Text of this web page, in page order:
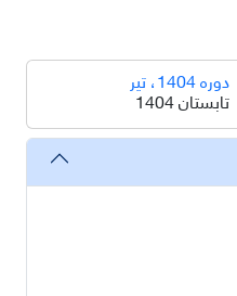
دوره 1404، تیر
تابستان 1404